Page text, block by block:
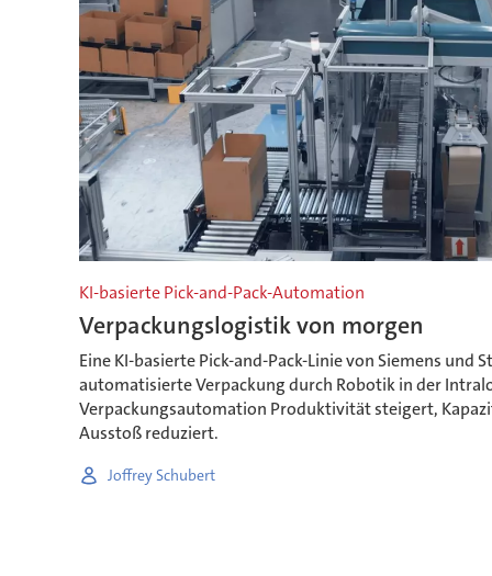
KI-basierte Pick-and-Pack-Automation
Verpackungslogistik von morgen
Eine KI-basierte Pick-and-Pack-Linie von Siemens und
automatisierte Verpackung durch Robotik in der
Verpackungsautomation Produktivität steigert,
Ausstoß reduziert.
Joffrey Schubert